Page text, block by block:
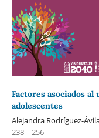
Factores asociados
adolescentes
Alejandra Rodríguez-
238 – 256